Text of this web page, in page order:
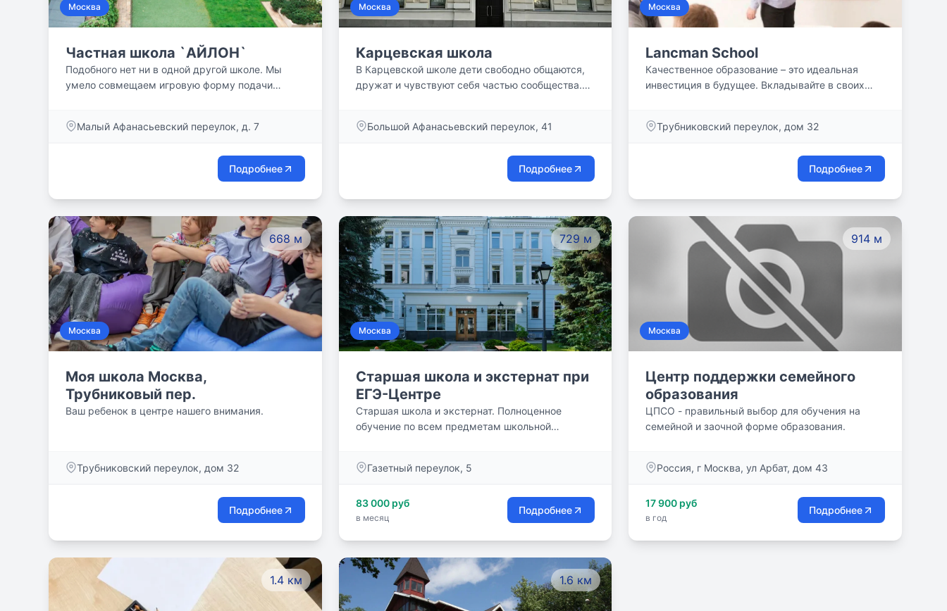
Москва
Частная школа `АЙЛОН`
Подобного нет ни в одной другой школе. Мы
умело совмещаем игровую форму подачи
разработками, любую творческую или
языками. Детям нравится такой формат
занятий. Они с удовольствием посещают уроки,
Малый Афанасьевский переулок, д. 7
Подробнее
Москва
Карцевская школа
В Карцевской школе дети свободно общаются,
дружат и чувствуют себя частью сообщества.
страха ошибиться и показаться `неудобным`.
Большой Афанасьевский переулок, 41
Подробнее
Москва
Lancman School
Качественное образование – это идеальная
инвестиция в будущее. Вкладывайте в своих
приобретая опыт и творчески развиваясь в
Трубниковский переулок, дом 32
Подробнее
668 м
Москва
Моя школа Москва,
Трубниковый пер.
Ваш ребенок в центре нашего внимания.
Трубниковский переулок, дом 32
Подробнее
729 м
Москва
Старшая школа и экстернат при
ЕГЭ-Центре
Старшая школа и экстернат. Полноценное
обучение по всем предметам школьной
руб./месяц
Газетный переулок, 5
83 000 руб
в месяц
Подробнее
914 м
Москва
Центр поддержки семейного
образования
ЦПСО - правильный выбор для обучения на
семейной и заочной форме образования.
Россия, г Москва, ул Арбат, дом 43
17 900 руб
в год
Подробнее
1.4 км 1.6 км